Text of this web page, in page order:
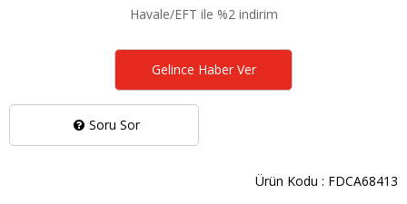
Soru Sor
Havale/EFT ile %2 indirim
Ürün Kodu : FDCA68413
Gelince Haber Ver